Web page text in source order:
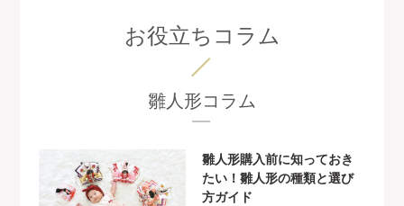
お役立ちコラム
雛人形コラム
雛人形購入前に知っておき
たい！雛人形の種類と選び
方ガイド